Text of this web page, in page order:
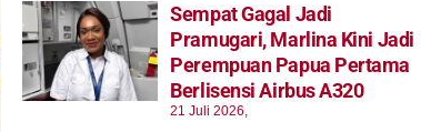
Sempat Gagal Jadi
Pramugari, Marlina Kini Jadi
Perempuan Papua Pertama
Berlisensi Airbus A320
21 Juli 2026,